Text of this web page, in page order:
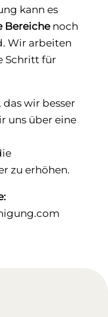
kann es
Bereichenoch
Wir arbeiten
Schritt für
wir besser
uns über eine
zu erhöhen.